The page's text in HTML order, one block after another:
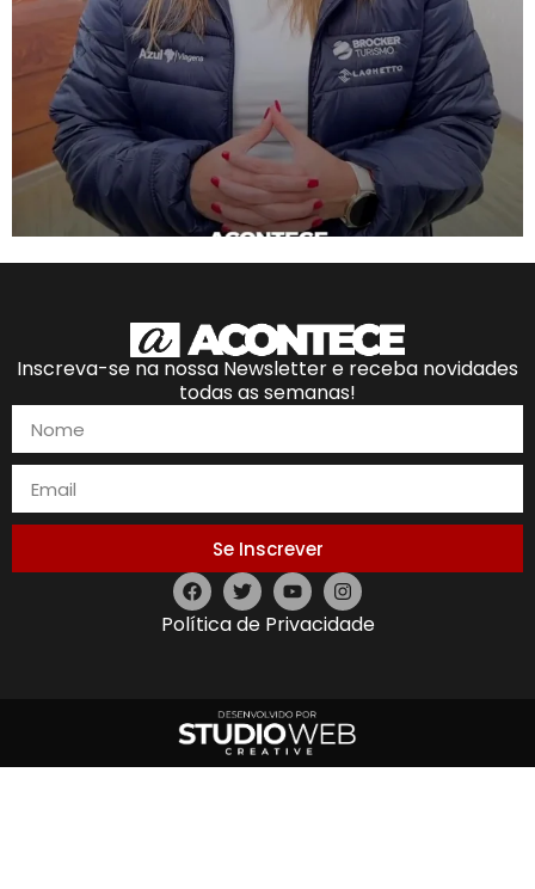
Inscreva-se na nossa Newsletter e receba novidades
todas as semanas!
Se Inscrever
Política de Privacidade